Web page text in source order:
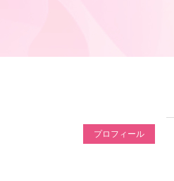
プロフィール